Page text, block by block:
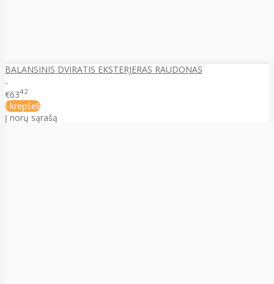
BALANSINIS DVIRATIS EKSTERJERAS RAUDONAS
..
€6342
Į krepšelį
Į norų sąrašą